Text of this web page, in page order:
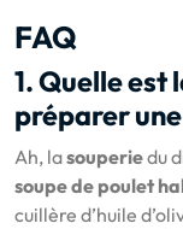
FAQ
1. Quelle est
préparer
Ah, lasouperiedu
soupe de poulet
cuillère d’huile